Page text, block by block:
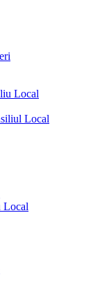
Local
Local
Local